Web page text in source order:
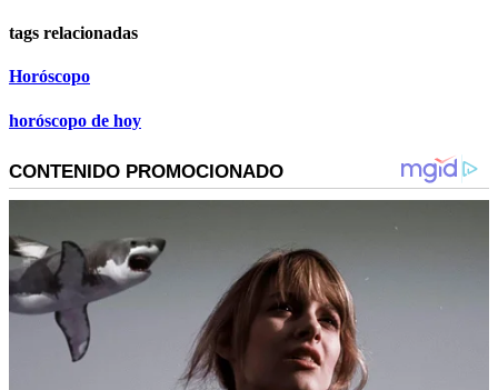
tags relacionadas
Horóscopo
horóscopo de hoy